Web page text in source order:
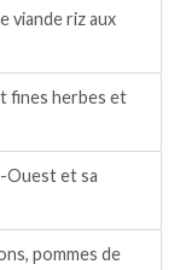
viande riz aux
fines herbes et
Ouest et sa
pommes de